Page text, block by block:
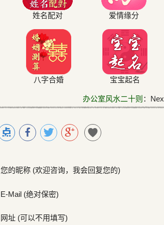
姓名配对 爱情缘分
八字合婚 宝宝起名
办公室风水二十则 ：
您的昵称 (欢迎咨询，我会回复您的)
E-Mail (绝对保密)
网址 (可以不用填写)